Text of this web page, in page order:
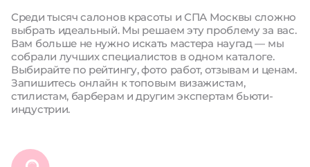
Среди тысяч салонов красоты и СПА Москвы сложно
выбрать идеальный. Мы решаем эту проблему за вас.
Вам больше не нужно искать мастера наугад — мы
собрали лучших специалистов в одном каталоге.
Выбирайте по рейтингу, фото работ, отзывам и ценам.
Запишитесь онлайн к топовым визажистам,
стилистам, барберам и другим экспертам бьюти-
индустрии.